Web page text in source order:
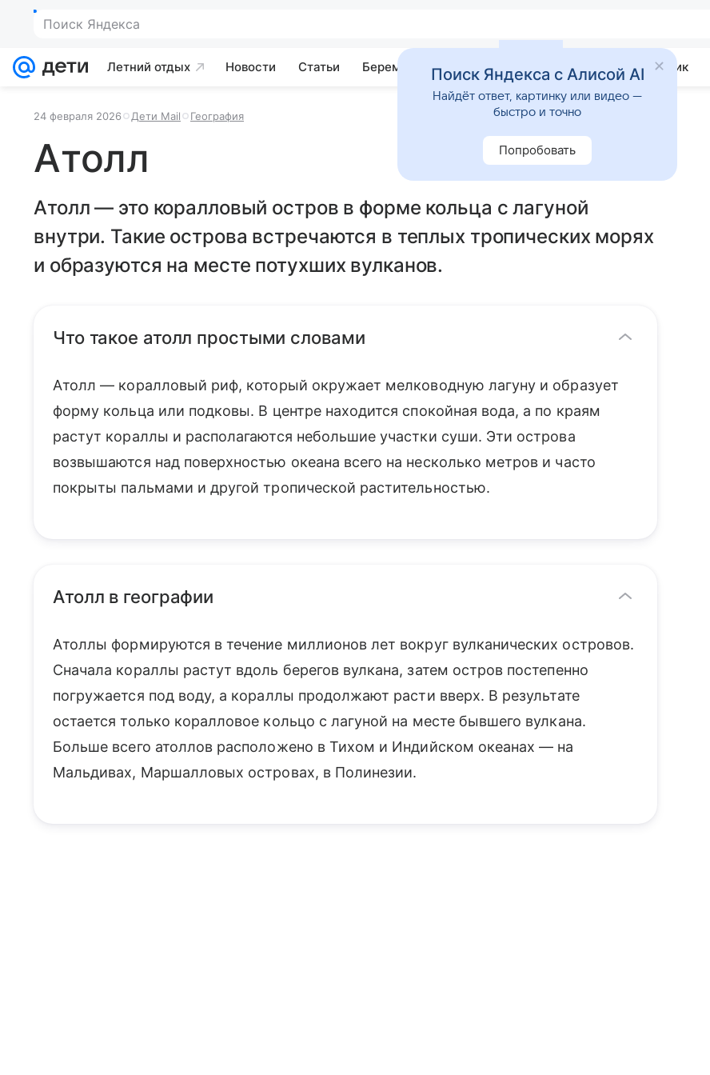
Поиск Яндекса
Летний отдых Новости Статьи Беременность Развитие Почемучка Учебник
24 февраля 2026 Дети Mail География
Атолл
Атолл — это коралловый остров в форме кольца с лагуной
внутри. Такие острова встречаются в теплых тропических морях
и образуются на месте потухших вулканов.
Что такое атолл простыми словами
Атолл — коралловый риф, который окружает мелководную лагуну и образует
форму кольца или подковы. В центре находится спокойная вода, а по краям
растут кораллы и располагаются небольшие участки суши. Эти острова
возвышаются над поверхностью океана всего на несколько метров и часто
покрыты пальмами и другой тропической растительностью.
Атолл в географии
Атоллы формируются в течение миллионов лет вокруг вулканических островов.
Сначала кораллы растут вдоль берегов вулкана, затем остров постепенно
погружается под воду, а кораллы продолжают расти вверх. В результате
остается только коралловое кольцо с лагуной на месте бывшего вулкана.
Больше всего атоллов расположено в Тихом и Индийском океанах — на
Мальдивах, Маршалловых островах, в Полинезии.
Поиск Яндекса с Алисой AI
Найдёт ответ, картинку или видео —
быстро и точно
Попробовать